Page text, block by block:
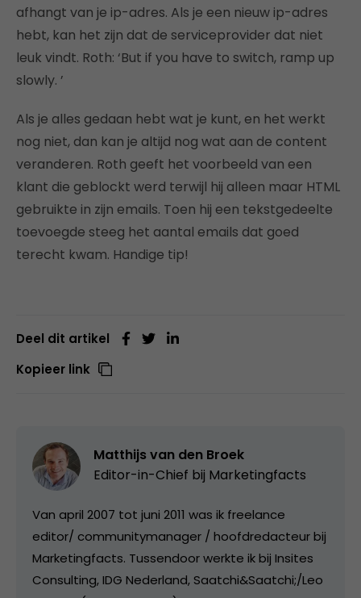
afhangt van je ip-adres. Als je een nieuw ip-adres
hebt, kan het zijn dat de serviceprovider dat niet
leuk vindt. Roth: ‘But if you have to switch, ramp up
slowly. ’
Als je alles gedaan hebt wat je kunt, en het werkt
nog niet, dan kan je altijd nog wat aan de content
veranderen. Roth geeft het voorbeeld van een
klant die geblockt werd terwijl hij alleen maar HTML
gebruikte in zijn emails. Toen hij een tekstgedeelte
toevoegde steeg het aantal emails dat goed
terecht kwam. Handige tip!
Deel dit artikel
Kopieer link
Matthijs van den Broek
Editor-in-Chief bij Marketingfacts
Van april 2007 tot juni 2011 was ik freelance
editor/ communitymanager / hoofdredacteur bij
Marketingfacts. Tussendoor werkte ik bij Insites
Consulting, IDG Nederland, Saatchi&Saatchi;/Leo